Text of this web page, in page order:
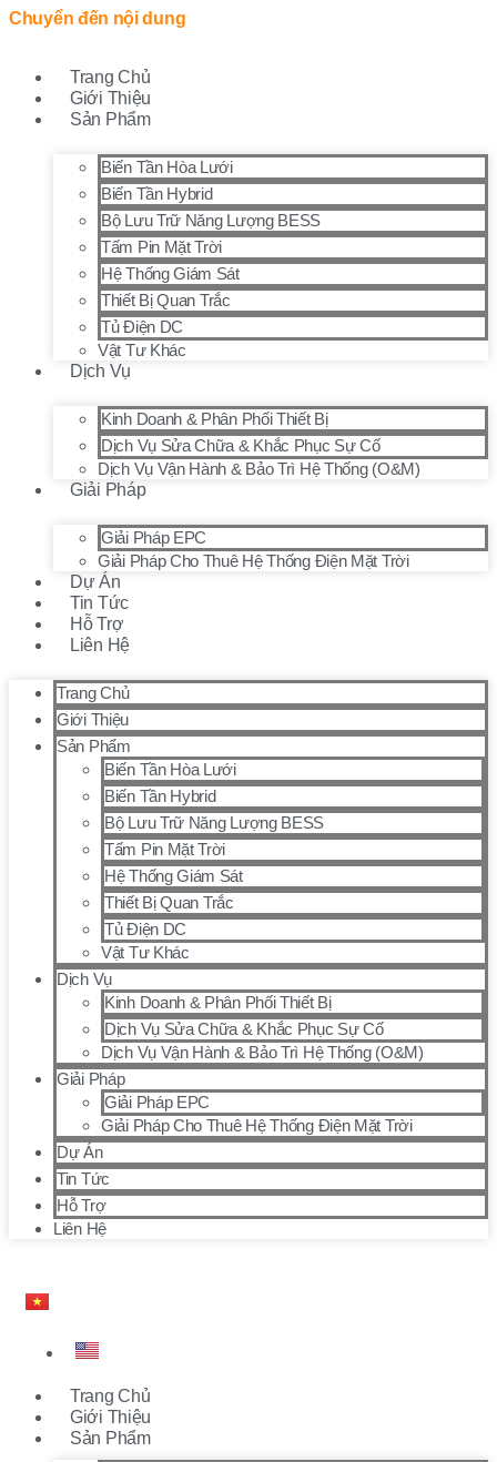
Chuyển đến nội dung
Trang Chủ
Giới Thiệu
Sản Phẩm
Biến Tần Hòa Lưới
Biến Tần Hybrid
Bộ Lưu Trữ Năng Lượng BESS
Tấm Pin Mặt Trời
Hệ Thống Giám Sát
Thiết Bị Quan Trắc
Tủ Điện DC
Vật Tư Khác
Dịch Vụ
Kinh Doanh & Phân Phối Thiết Bị
Dịch Vụ Sửa Chữa & Khắc Phục Sự Cố
Dịch Vụ Vận Hành & Bảo Trì Hệ Thống (O&M)
Giải Pháp
Giải Pháp EPC
Giải Pháp Cho Thuê Hệ Thống Điện Mặt Trời
Dự Án
Tin Tức
Hỗ Trợ
Liên Hệ
Trang Chủ
Giới Thiệu
Sản Phẩm
Biến Tần Hòa Lưới
Biến Tần Hybrid
Bộ Lưu Trữ Năng Lượng BESS
Tấm Pin Mặt Trời
Hệ Thống Giám Sát
Thiết Bị Quan Trắc
Tủ Điện DC
Vật Tư Khác
Dịch Vụ
Kinh Doanh & Phân Phối Thiết Bị
Dịch Vụ Sửa Chữa & Khắc Phục Sự Cố
Dịch Vụ Vận Hành & Bảo Trì Hệ Thống (O&M)
Giải Pháp
Giải Pháp EPC
Giải Pháp Cho Thuê Hệ Thống Điện Mặt Trời
Dự Án
Tin Tức
Hỗ Trợ
Liên Hệ
Trang Chủ
Giới Thiệu
Sản Phẩm